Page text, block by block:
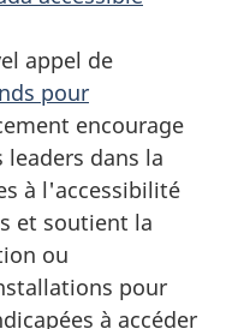
appel de
pour
encourage
leaders dans la
à l'accessibilité
et soutient la
ou
pour
à accéder